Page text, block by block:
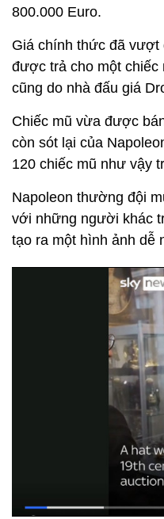
800.000 Euro.
Giá chính thức đã vượt
được trả cho một chiếc
cũng do nhà đấu giá
Chiếc mũ vừa được
còn sót lại của
120 chiếc mũ như vậy
Napoleon thường đội
với những người khác
tạo ra một hình ảnh dễ